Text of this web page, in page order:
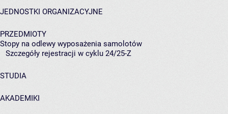
JEDNOSTKI ORGANIZACYJNE
PRZEDMIOTY
Stopy na odlewy wyposażenia samolotów
Szczegóły rejestracji w cyklu 24/25-Z
STUDIA
AKADEMIKI